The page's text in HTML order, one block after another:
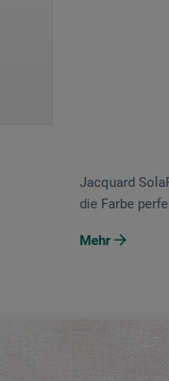
Jacquard
die Farbe
Mehr